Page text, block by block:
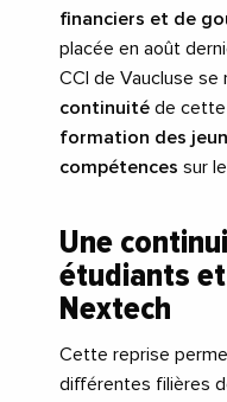
financiers et de
placée en août
CCI de Vaucluse
continuité de cette
formation des
compétences sur
Une
étudiants
Nextech
Cette reprise
différentes filières